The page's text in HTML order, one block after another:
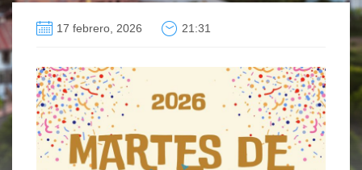
17 febrero, 2026 21:31